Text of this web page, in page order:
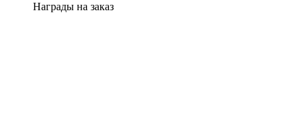
Награды на заказ